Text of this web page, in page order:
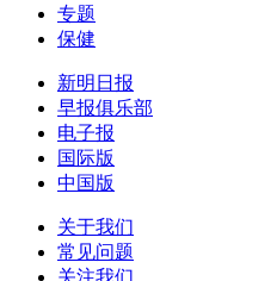
专题
保健
新明日报
早报俱乐部
电子报
国际版
中国版
关于我们
常见问题
关注我们